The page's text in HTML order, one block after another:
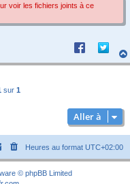
voir les fichiers joints à ce
sur 1
Aller à
Heures au format UTC+02:00
© phpBB Limited